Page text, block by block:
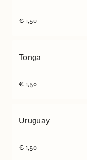
€ 1,50
Tonga
€ 1,50
Uruguay
€ 1,50